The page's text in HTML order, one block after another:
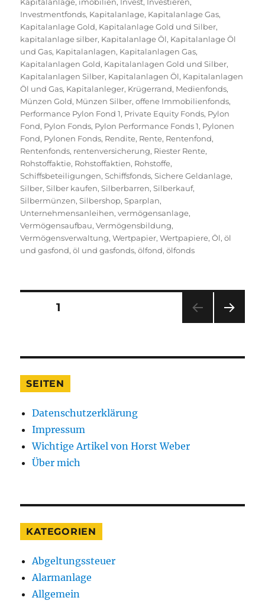
Investmentfonds, Kapitalanlage, Kapitalanlage Gas,
Kapitalanlage Gold, Kapitalanlage Gold und Silber,
kapitalanlage silber, Kapitalanlage Öl, Kapitalanlage Öl
und Gas, Kapitalanlagen, Kapitalanlagen Gas,
Kapitalanlagen Gold, Kapitalanlagen Gold und Silber,
Kapitalanlagen Silber, Kapitalanlagen Öl, Kapitalanlagen
Öl und Gas, Kapitalanleger, Krügerrand, Medienfonds,
Münzen Gold, Münzen Silber,offene Immobilienfonds,
Performance Pylon Fond 1, Private Equity Fonds, Pylon
Fond, Pylon Fonds, Pylon Performance Fonds 1, Pylonen
Fond, Pylonen Fonds, Rendite, Rente, Rentenfond,
Rentenfonds, rentenversicherung, Riester Rente,
Rohstoffaktie, Rohstoffaktien, Rohstoffe,
Schiffsbeteiligungen,Schiffsfonds,Sichere Geldanlage,
Silber,Silber kaufen,Silberbarren,Silberkauf,
Silbermünzen,Silbershop,Sparplan,
Unternehmensanleihen,vermögensanlage,
Vermögensaufbau,Vermögensbildung,
Vermögensverwaltung,Wertpapier,Wertpapiere,Öl,öl
und gasfond,öl und gasfonds,ölfond,ölfonds
Seitennummerierung
Beiträge
SEITE1
E
SEITEN
Datenschutzerklärung
Impressum
Wichtige Artikel von Horst Weber
Über mich
KATEGORIEN
Abgeltungssteuer
Alarmanlage
Allgemein